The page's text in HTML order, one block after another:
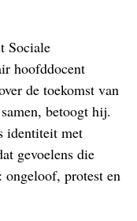
Sociale
hoofddocent
de toekomst van
betoogt hij.
identiteit met
gevoelens die
protest en